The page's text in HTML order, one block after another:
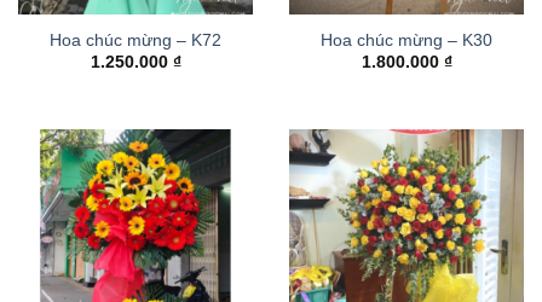
Hoa chúc mừng – K72
1.250.000 ₫
Hoa chúc mừng – K30
1.800.000 ₫